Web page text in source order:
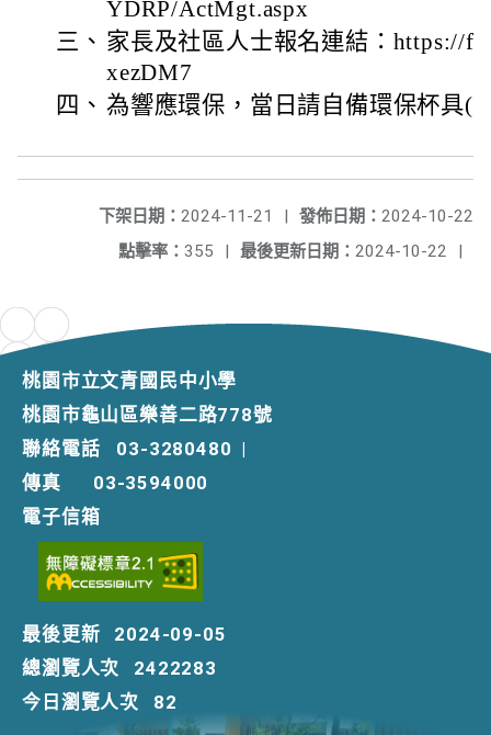
YDRP/ActMgt.aspx
三、 家長及社區人士報名連結：https://
xezDM7
四、 為響應環保，當日請自備環保杯具(
發佈日期： 2024-10-22
下架日期： 2024-11-21
|
最後更新日期： 2024-10-22 |
點擊率： 355 |
桃園市立文青國民中小學
桃園市龜山區樂善二路778號
聯絡電話
03-3280480 |
傳真
03-3594000
電子信箱
最後更新
2024-09-05
總瀏覽人次
2422283
今日瀏覽人次
82